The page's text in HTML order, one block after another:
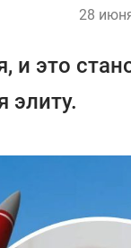
28
и это
элиту.